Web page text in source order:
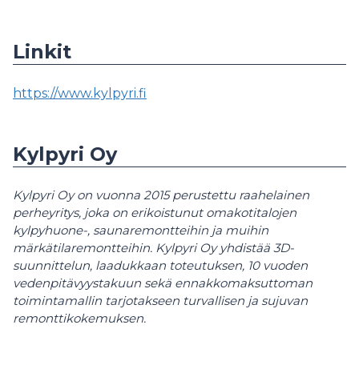
Linkit
https://www.kylpyri.fi
Kylpyri Oy
Kylpyri Oy on vuonna 2015 perustettu raahelainen
perheyritys, joka on erikoistunut omakotitalojen
kylpyhuone-, saunaremontteihin ja muihin
märkätilaremontteihin. Kylpyri Oy yhdistää 3D-
suunnittelun, laadukkaan toteutuksen, 10 vuoden
vedenpitävyystakuun sekä ennakkomaksuttoman
toimintamallin tarjotakseen turvallisen ja sujuvan
remonttikokemuksen.